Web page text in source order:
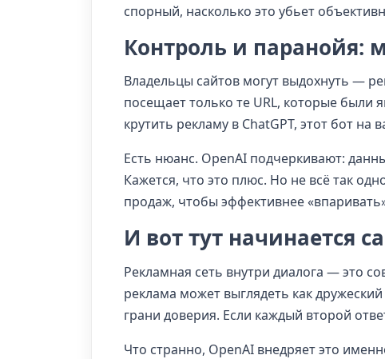
спорный, насколько это убьет
Контроль и паранойя:
Владельцы сайтов могут выдохнуть —
посещает только те URL, которые были
крутить рекламу в ChatGPT, этот бот
Есть нюанс. OpenAI подчеркивают:
Кажется, что это плюс. Но не всё так
продаж, чтобы эффективнее
И вот тут начинается
Рекламная сеть внутри диалога — это
реклама может выглядеть как
грани доверия. Если каждый второй
Что странно, OpenAI внедряет это